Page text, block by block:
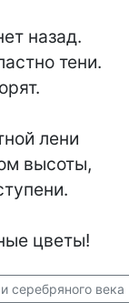
назад.
тени.
лени
высоты,
цветы!
серебряного века